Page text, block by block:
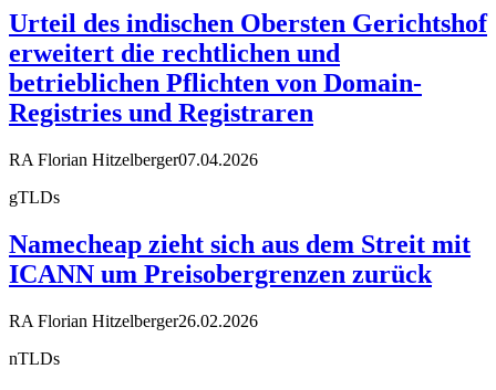
Urteil des indischen Obersten Gerichtshof
erweitert die rechtlichen und
betrieblichen Pflichten von Domain-
Registries und Registraren
RA Florian Hitzelberger07.04.2026
gTLDs
Namecheap zieht sich aus dem Streit mit
ICANN um Preisobergrenzen zurück
RA Florian Hitzelberger26.02.2026
nTLDs